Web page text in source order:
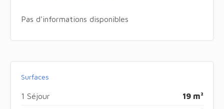
Pas d'informations disponibles
Surfaces
1 Séjour 19 m²